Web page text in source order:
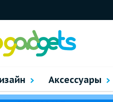
Аксессуары